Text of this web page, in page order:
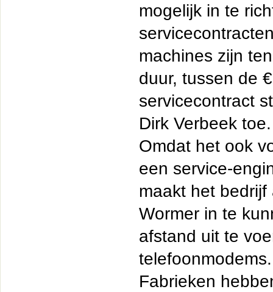
mogelijk in te
machines zijn
duur, tussen de
servicecontract
Dirk Verbeek toe.
Omdat het ook
een service-
maakt het
Wormer in te
afstand uit te
Fabrieken